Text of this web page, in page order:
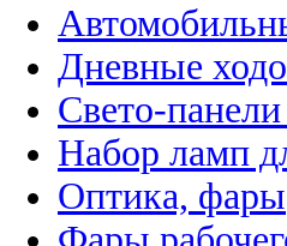
Дневные
Свето-
Набор ламп
Оптика, фары